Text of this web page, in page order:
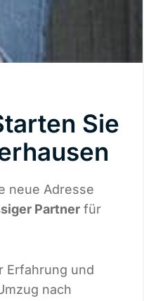
Sie
neue Adresse
Partner für
Erfahrung und
nach